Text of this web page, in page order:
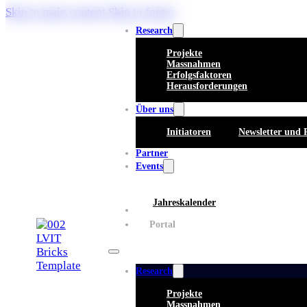
Skip to main content
Research
Projekte
Massnahmen
Erfolgsfaktoren
Herausforderungen
Über uns
Initiatoren Newsletter und
Partner
Events
Jahreskalender
Whitepaper
Portal
Research
Projekte
Massnahmen